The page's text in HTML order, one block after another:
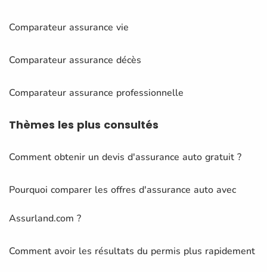
Comparateur assurance vie
Comparateur assurance décès
Comparateur assurance professionnelle
Thèmes les plus consultés
Comment obtenir un devis d'assurance auto gratuit ?
Pourquoi comparer les offres d'assurance auto avec
Assurland.com ?
Comment avoir les résultats du permis plus rapidement